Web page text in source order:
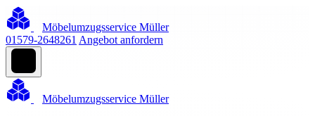
Möbelumzugsservice Müller
01579-2648261 Angebot anfordern
Möbelumzugsservice Müller